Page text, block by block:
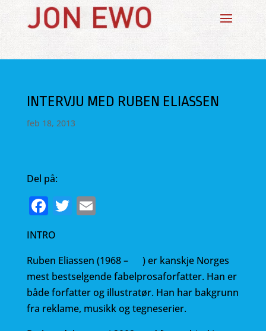
INTERVJU MED RUBEN ELIASSEN
feb 18, 2013
Del på:
F
a
c
e
b
o
o
T
te
r
E
l
INTRO
Ruben Eliassen (1968 – ) er kanskje Norges
mest bestselgende fabelprosaforfatter. Han er
både forfatter og illustratør. Han har bakgrunn
fra reklame, musikk og tegneserier.